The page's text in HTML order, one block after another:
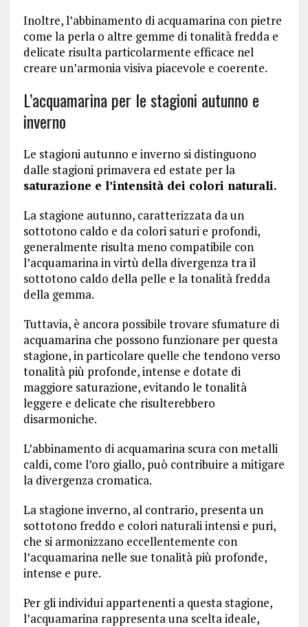
Inoltre, l’abbinamento di acquamarina con pietre
come la perla o altre gemme di tonalità fredda e
delicate risulta particolarmente efficace nel
creare un’armonia visiva piacevole e coerente.
L’acquamarina per le stagioni autunno e
inverno
Le stagioni autunno e inverno si distinguono
dalle stagioni primavera ed estate per la
saturazione e l’intensità dei colori naturali.
La stagione autunno, caratterizzata da un
sottotono caldo e da colori saturi e profondi,
generalmente risulta meno compatibile con
l’acquamarina in virtù della divergenza tra il
sottotono caldo della pelle e la tonalità fredda
della gemma.
Tuttavia, è ancora possibile trovare sfumature di
acquamarina che possono funzionare per questa
stagione, in particolare quelle che tendono verso
tonalità più profonde, intense e dotate di
maggiore saturazione, evitando le tonalità
leggere e delicate che risulterebbero
disarmoniche.
L’abbinamento di acquamarina scura con metalli
caldi, come l’oro giallo, può contribuire a mitigare
la divergenza cromatica.
La stagione inverno, al contrario, presenta un
sottotono freddo e colori naturali intensi e puri,
che si armonizzano eccellentemente con
l’acquamarina nelle sue tonalità più profonde,
intense e pure.
Per gli individui appartenenti a questa stagione,
l’acquamarina rappresenta una scelta ideale,